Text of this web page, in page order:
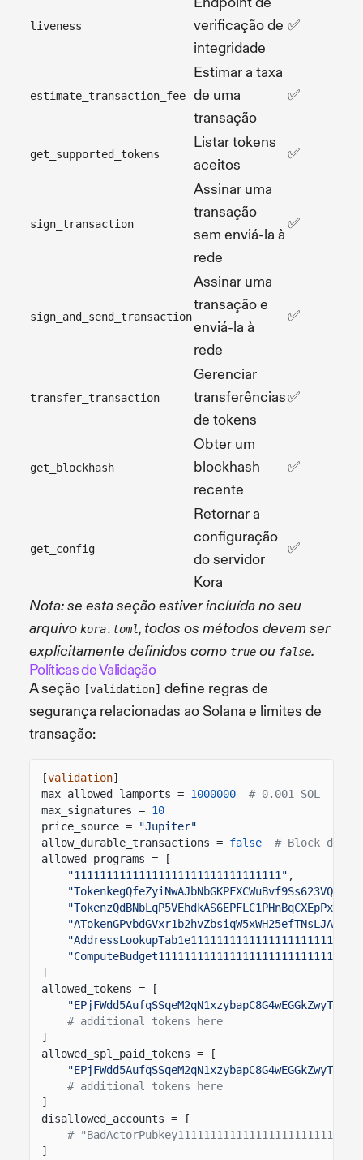
liveness
verificação de
integridade
✅
estimate_transaction_fee
Estimar a taxa
de uma
transação
✅
get_supported_tokens
Listar tokens
aceitos
✅
sign_transaction
Assinar uma
transação
sem enviá-la à
rede
✅
sign_and_send_transaction
Assinar uma
transação e
enviá-la à
rede
✅
transfer_transaction
Gerenciar
transferências
de tokens
✅
get_blockhash
Obter um
blockhash
recente
✅
get_config
Retornar a
configuração
do servidor
Kora
✅
Nota: se esta seção estiver incluída no seu
arquivo kora.toml, todos os métodos devem ser
explicitamente definidos como true ou false.
Políticas de Validação
A seção [validation] define regras de
segurança relacionadas ao Solana e limites de
transação:
[validation]
max_allowed_lamports = 1000000
# 0.001 SOL
max_signatures = 10
price_source =
"Jupiter"
allow_durable_transactions = false
# Block
allowed_programs = [
"11111111111111111111111111111111" ,
"TokenkegQfeZyiNwAJbNbGKPFXCWuBvf9Ss623VQ5DA"
"TokenzQdBNbLqP5VEhdkAS6EPFLC1PHnBqCXEpPxuEb"
"AddressLookupTab1e1111111111111111111111111"
]
allowed_tokens = [
# additional tokens here
]
allowed_spl_paid_tokens = [
# additional tokens here
]
disallowed_accounts = [
#
]